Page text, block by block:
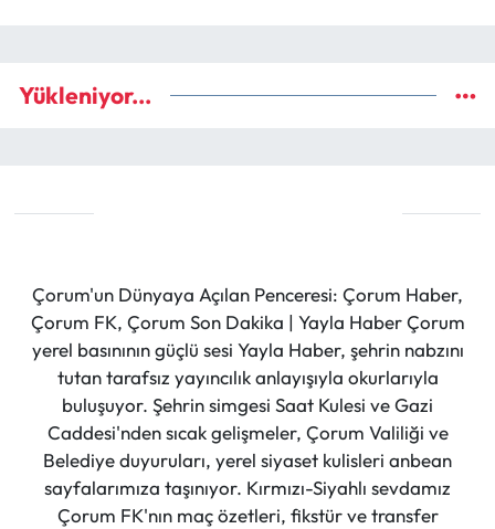
Yükleniyor...
Çorum'un Dünyaya Açılan Penceresi: Çorum Haber,
Çorum FK, Çorum Son Dakika | Yayla Haber Çorum
yerel basınının güçlü sesi Yayla Haber, şehrin nabzını
tutan tarafsız yayıncılık anlayışıyla okurlarıyla
buluşuyor. Şehrin simgesi Saat Kulesi ve Gazi
Caddesi'nden sıcak gelişmeler, Çorum Valiliği ve
Belediye duyuruları, yerel siyaset kulisleri anbean
sayfalarımıza taşınıyor. Kırmızı-Siyahlı sevdamız
Çorum FK'nın maç özetleri, fikstür ve transfer